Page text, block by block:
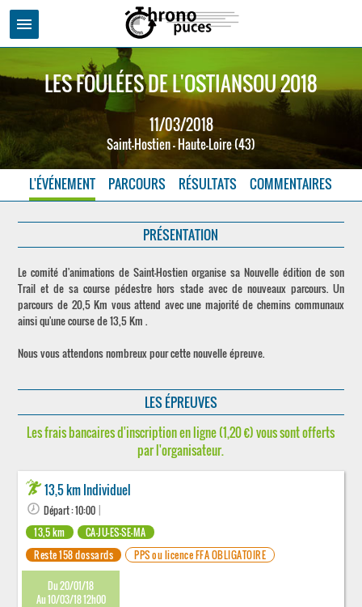
menu
LES FOULÉES DE L'OSTIANSOU 2018
11/03/2018
Saint-Hostien - Haute-Loire (43)
L'ÉVÉNEMENT PARCOURS RÉSULTATS COMMENTAIRES
PRÉSENTATION
Le comité d'animations de Saint-Hostien organise sa Nouvelle édition de son
Trail et de sa course pédestre hors stade avec de nouveaux parcours. Un
parcours de 20,5 Km vous attend avec une majorité de chemins communaux
ainsi qu'une course de 13,5 Km .
Nous vous attendons nombreux pour cette nouvelle épreuve.
LES ÉPREUVES
Les frais bancaires d'inscription en ligne (1,20 €) vous sont offerts
par l'organisateur.
13,5 km Individuel
Départ : 10:00
13,5 km
CA-JU-ES-SE-MA
Reste 158 dossards
PPS ou licence FFA OBLIGATOIRE
Du 20/01/18
Au 10/03/18 12h00